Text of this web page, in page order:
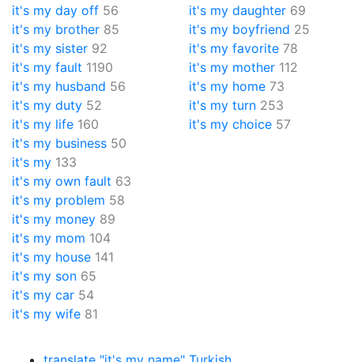
it's my day off 56
it's my brother 85
it's my sister 92
it's my fault 1190
it's my husband 56
it's my duty 52
it's my life 160
it's my daughter 69
it's my boyfriend 25
it's my favorite 78
it's my mother 112
it's my home 73
it's my turn 253
it's my choice 57
it's my business 50
it's my 133
it's my own fault 63
it's my problem 58
it's my money 89
it's my mom 104
it's my house 141
it's my son 65
it's my car 54
it's my wife 81